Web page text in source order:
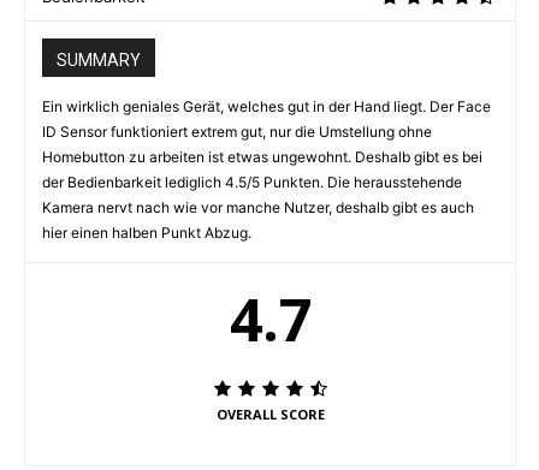
SUMMARY
Ein wirklich geniales Gerät, welches gut in der Hand liegt. Der Face
ID Sensor funktioniert extrem gut, nur die Umstellung ohne
Homebutton zu arbeiten ist etwas ungewohnt. Deshalb gibt es bei
der Bedienbarkeit lediglich 4.5/5 Punkten. Die herausstehende
Kamera nervt nach wie vor manche Nutzer, deshalb gibt es auch
hier einen halben Punkt Abzug.
4.7
OVERALL SCORE